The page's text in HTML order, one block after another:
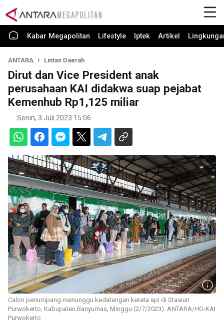
Kabar Megapolitan Lifestyle Iptek Artikel
ANTARA Lintas Daerah
Dirut dan Vice President anak
perusahaan KAI didakwa suap pejabat
Kemenhub Rp1,125 miliar
Senin, 3 Juli 2023 15:06
Calon penumpang menunggu kedatangan kereta api di Stasiun
Purwokerto, Kabupaten Banyumas, Minggu (2/7/2023). ANTARA/HO-KAI
Purwokerto